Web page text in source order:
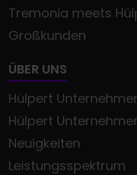
Tremonia meets
Großkunden
ÜBER UNS
Hülpert
Hülpert
Neuigkeiten
Leistungsspektrum